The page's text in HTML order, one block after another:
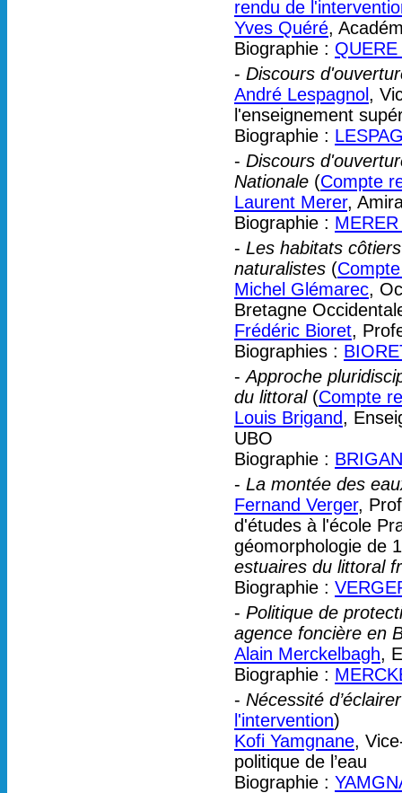
rendu de
Yves Quéré,
Biographie : QUERE
- Discours
André Lespagnol ,
l'enseignement
Biographie :
- Discours
Nationale (Compte
Laurent Merer,
Biographie :
- Les habitats
naturalistes (
Michel Glémarec,
Bretagne
Frédéric Bioret,
Biographies :
-Approche
du littoral(Compte
Louis Brigand,
UBO
Biographie :
- La montée des
Fernand Verger,
d'études à l'école
géomorphologie de
estuaires du littoral
Biographie :
- Politique de
agence foncière en
Alain Merckelbagh,
Biographie :
- Nécessité
l'intervention)
Kofi Yamgnane,
politique de l’eau
Biographie :